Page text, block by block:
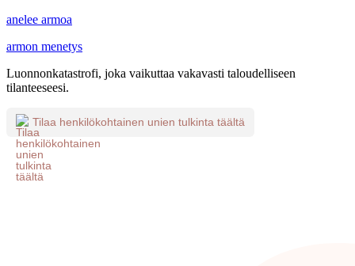
anelee armoa
armon menetys
Luonnonkatastrofi, joka vaikuttaa vakavasti taloudelliseen
tilanteeseesi.
Tilaa henkilökohtainen unien tulkinta täältä